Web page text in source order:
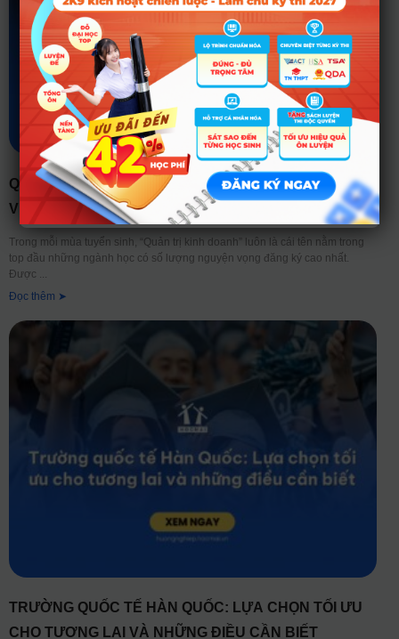
QUẢN TRỊ KINH DOANH LÀ GÌ? TỔNG QUAN TỪ A-Z
VỀ NGÀNH HỌC “HOT” NHẤT MỌI THỜI ĐẠI
Trong mỗi mùa tuyển sinh, “Quản trị kinh doanh” luôn là cái tên nằm trong
top đầu những ngành học có số lượng nguyện vọng đăng ký cao nhất.
Được
Đọc thêm ➤
TRƯỜNG QUỐC TẾ HÀN QUỐC: LỰA CHỌN TỐI ƯU
CHO TƯƠNG LAI VÀ NHỮNG ĐIỀU CẦN BIẾT